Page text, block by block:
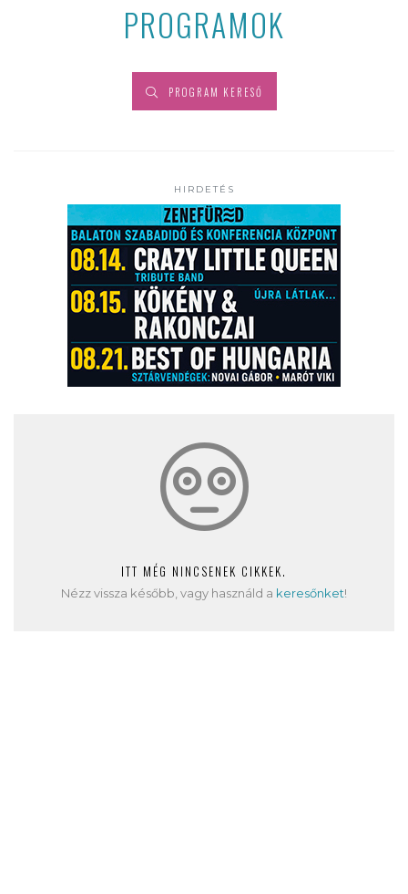
PROGRAMOK
PROGRAM KERESŐ
HIRDETÉS
ITT MÉG NINCSENEK CIKKEK.
Nézz vissza később, vagy használd a keresőnket!